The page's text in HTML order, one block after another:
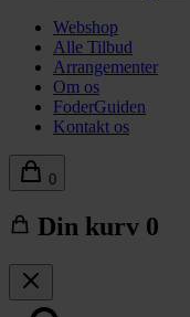
Webshop
Alle Tilbud
Arrangementer
Om os
FoderGuiden
Kontakt os
0
Din kurv 0